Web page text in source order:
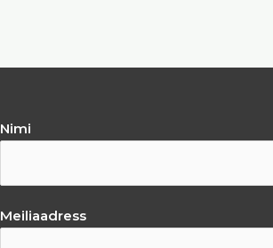
Nimi
Meiliaadress